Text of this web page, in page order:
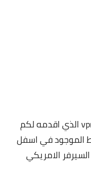
ويجب عليك تشغيل تطبيق الـ vpn الذي اقدمه لكم
الموجود في اسفل
الامريكي